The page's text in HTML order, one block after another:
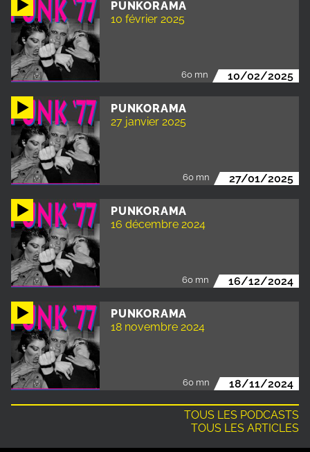
PUNKORAMA
10 février 2025
60 mn 10/02/2025
PUNKORAMA
27 janvier 2025
60 mn 27/01/2025
PUNKORAMA
16 décembre 2024
60 mn 16/12/2024
PUNKORAMA
18 novembre 2024
60 mn 18/11/2024
TOUS LES PODCASTS
TOUS LES ARTICLES